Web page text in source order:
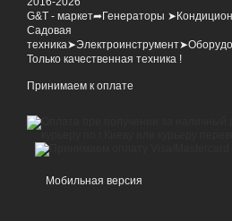
G&T - маркет➦Генераторы
Садовая
Только качественная техника !
Принимаем к оплате
Мобильная версия